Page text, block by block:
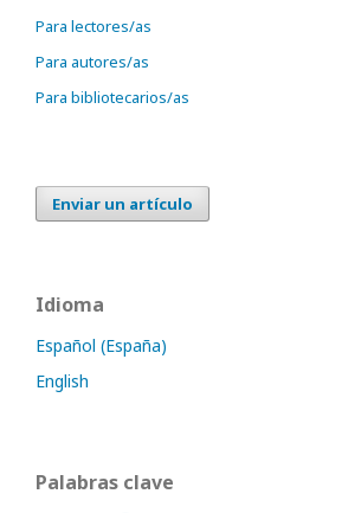
Para lectores/as
Para autores/as
Para bibliotecarios/as
Enviar un artículo
Idioma
Español (España)
English
Palabras clave